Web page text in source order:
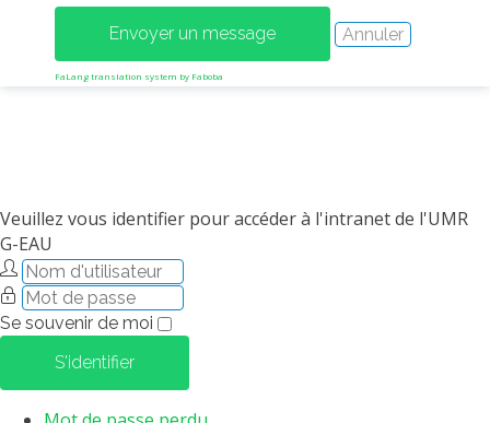
MÉTHODES ET OUTILS
PUBLICATIONS SUR HAL
NOS TRAVAUX EN VIDÉO
FaLang translation system by Faboba
Veuillez vous identifier pour accéder à l'intranet de l'UMR
G-EAU
Se souvenir de moi
S'identifier